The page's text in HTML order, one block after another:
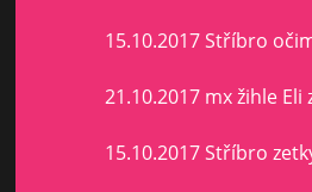
15.10.2017 Stříbro
21.10.2017 mx žihle Eli
15.10.2017 Stříbro